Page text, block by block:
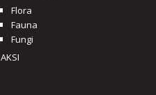
Flora
Fauna
Fungi
AKSI